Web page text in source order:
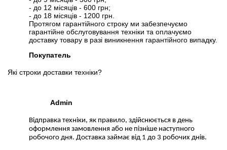
- до 12 місяців - 600 грн;
- до 18 місяців - 1200 грн.
Протягом гарантійного строку ми забезпечуємо
гарантійне обслуговування техніки та оплачуємо
доставку товару в разі виникнення гарантійного випадку.
Покупатель
Які строки доставки техніки?
Admin
Відправка техніки, як правило, здійснюється в день
оформлення замовлення або не пізніше наступного
робочого дня. Доставка займає від 1 до 3 робочих днів.